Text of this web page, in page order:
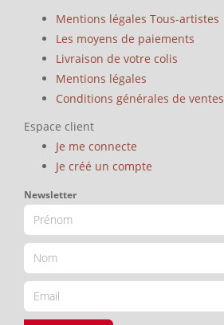
Mentions légales Tous-artistes
Les moyens de paiements
Livraison de votre colis
Mentions légales
Conditions générales de ventes
Espace client
Je me connecte
Je créé un compte
Newsletter